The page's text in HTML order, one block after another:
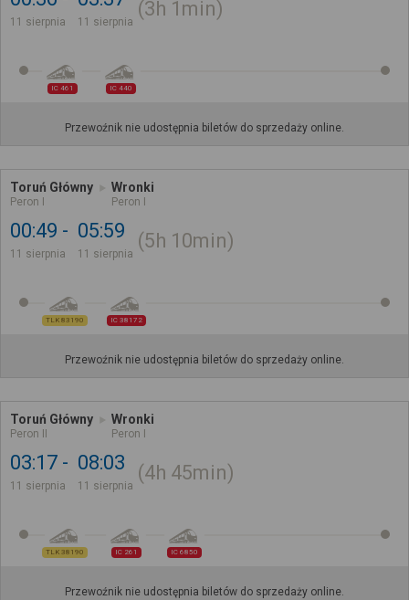
11 sierpnia 11 sierpnia
3h 1min
IC 461 IC 440
Przewoźnik nie udostępnia biletów do sprzedaży online.
Toruń Główny
Peron I
Wronki
Peron I
00:49
11 sierpnia
05:59
11 sierpnia
5h 10min
TLK 83190 IC 38172
Przewoźnik nie udostępnia biletów do sprzedaży online.
Toruń Główny
Peron II
Wronki
Peron I
03:17
11 sierpnia
08:03
11 sierpnia
4h 45min
TLK 38190 IC 261 IC 6850
Przewoźnik nie udostępnia biletów do sprzedaży online.